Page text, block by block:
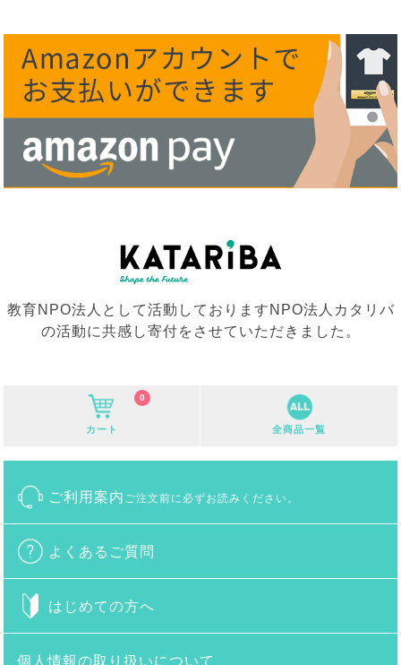
教育NPO法人として活動しておりますNPO法人カタリバ
の活動に共感し寄付をさせていただきました。
カート
0
全商品一覧
ご利用案内 ご注文前に必ずお読みください。
よくあるご質問
はじめての方へ
個人情報の取り扱いについて